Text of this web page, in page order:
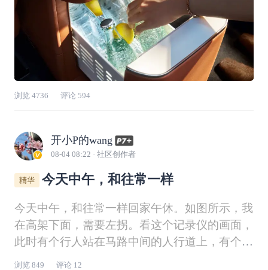
浏览 4736 评论 594
开小P的wang
08-04 08:22 · 社区创作者
今天中午，和往常一样
今天中午，和往常一样回家午休。如图所示，我
在高架下面，需要左拐。看这个记录仪的画面，
此时有个行人站在马路中间的人行道上，有个电
动车停在高架的桥墩下面。等左转绿灯放行的时
浏览 849 评论 12